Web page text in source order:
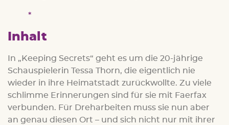
Inhalt
In „Keeping Secrets“ geht es um die 20-jährige
Schauspielerin Tessa Thorn, die eigentlich nie
wieder in ihre Heimatstadt zurückwollte. Zu viele
schlimme Erinnerungen sind für sie mit Faerfax
verbunden. Für Dreharbeiten muss sie nun aber
an genau diesen Ort – und sich nicht nur mit ihrer